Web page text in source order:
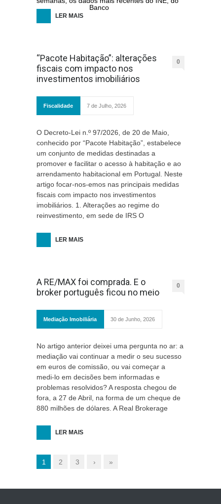
Banco
LER MAIS
“Pacote Habitação”: alterações
fiscais com impacto nos
investimentos imobiliários
0
Fiscalidade 7 de Julho, 2026
O Decreto-Lei n.º 97/2026, de 20 de Maio,
conhecido por “Pacote Habitação”, estabelece
um conjunto de medidas destinadas a
promover e facilitar o acesso à habitação e ao
arrendamento habitacional em Portugal. Neste
artigo focar-nos-emos nas principais medidas
fiscais com impacto nos investimentos
imobiliários. 1. Alterações ao regime do
reinvestimento, em sede de IRS O
LER MAIS
A RE/MAX foi comprada. E o
broker português ficou no meio
0
Mediação Imobiliária 30 de Junho, 2026
No artigo anterior deixei uma pergunta no ar: a
mediação vai continuar a medir o seu sucesso
em euros de comissão, ou vai começar a
medi-lo em decisões bem informadas e
problemas resolvidos? A resposta chegou de
fora, a 27 de Abril, na forma de um cheque de
880 milhões de dólares. A Real Brokerage
LER MAIS
1 2 3 › »